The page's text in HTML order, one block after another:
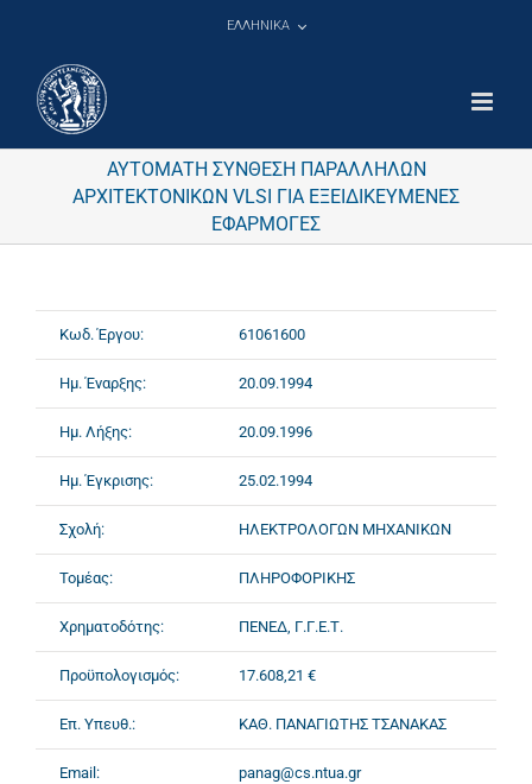
ΕΛΛΗΝΙΚΑ
ΑΥΤΟΜΑΤΗ ΣΥΝΘΕΣΗ ΠΑΡΑΛΛΗΛΩΝ
ΑΡΧΙΤΕΚΤΟΝΙΚΩΝ VLSI ΓΙΑ ΕΞΕΙΔΙΚΕΥΜΕΝΕΣ
ΕΦΑΡΜΟΓΕΣ
Κωδ. Έργου: 61061600
Ημ. Έναρξης: 20.09.1994
Ημ. Λήξης: 20.09.1996
Ημ. Έγκρισης: 25.02.1994
Σχολή: ΗΛΕΚΤΡΟΛΟΓΩΝ ΜΗΧΑΝΙΚΩΝ
Τομέας: ΠΛΗΡΟΦΟΡΙΚΗΣ
Χρηματοδότης: ΠΕΝΕΔ, Γ.Γ.Ε.Τ.
Προϋπολογισμός: 17.608,21 €
Επ. Υπευθ.: ΚΑΘ. ΠΑΝΑΓΙΩΤΗΣ ΤΣΑΝΑΚΑΣ
Email: panag@cs.ntua.gr